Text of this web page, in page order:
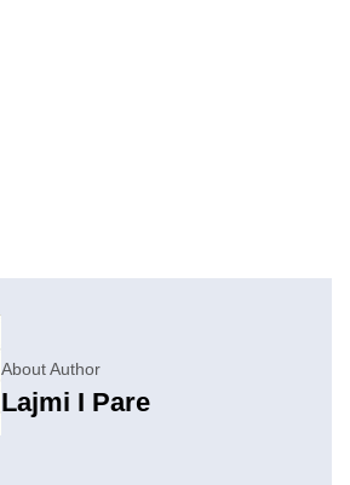
About Author
Lajmi I Pare